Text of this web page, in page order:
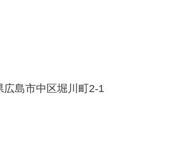
広島市中区堀川町2-1